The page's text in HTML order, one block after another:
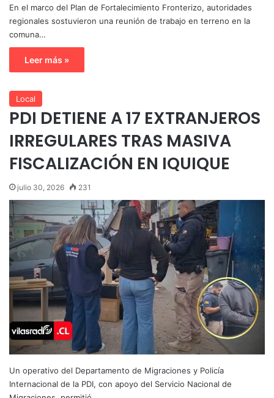
En el marco del Plan de Fortalecimiento Fronterizo, autoridades
regionales sostuvieron una reunión de trabajo en terreno en la
comuna…
Leer más »
Local
PDI DETIENE A 17 EXTRANJEROS
IRREGULARES TRAS MASIVA
FISCALIZACIÓN EN IQUIQUE
julio 30, 2026 231
Un operativo del Departamento de Migraciones y Policía
Internacional de la PDI, con apoyo del Servicio Nacional de